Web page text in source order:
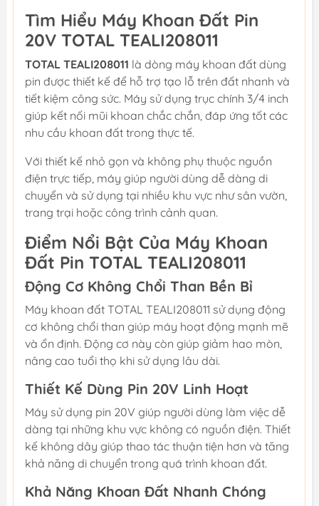
Tìm Hiểu Máy Khoan Đất Pin
20V TOTAL TEALI208011
TOTAL TEALI208011 là dòng máy khoan đất dùng
pin được thiết kế để hỗ trợ tạo lỗ trên đất nhanh và
tiết kiệm công sức. Máy sử dụng trục chính 3/4 inch
giúp kết nối mũi khoan chắc chắn, đáp ứng tốt các
nhu cầu khoan đất trong thực tế.
Với thiết kế nhỏ gọn và không phụ thuộc nguồn
điện trực tiếp, máy giúp người dùng dễ dàng di
chuyển và sử dụng tại nhiều khu vực như sân vườn,
trang trại hoặc công trình cảnh quan.
Điểm Nổi Bật Của Máy Khoan
Đất Pin TOTAL TEALI208011
Động Cơ Không Chổi Than Bền Bỉ
Máy khoan đất TOTAL TEALI208011 sử dụng động
cơ không chổi than giúp máy hoạt động mạnh mẽ
và ổn định. Động cơ này còn giúp giảm hao mòn,
nâng cao tuổi thọ khi sử dụng lâu dài.
Thiết Kế Dùng Pin 20V Linh Hoạt
Máy sử dụng pin 20V giúp người dùng làm việc dễ
dàng tại những khu vực không có nguồn điện. Thiết
kế không dây giúp thao tác thuận tiện hơn và tăng
khả năng di chuyển trong quá trình khoan đất.
Khả Năng Khoan Đất Nhanh Chóng